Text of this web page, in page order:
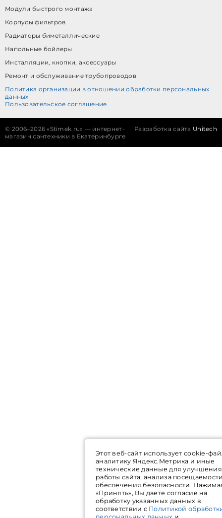
Модули быстрого монтажа
Корпусы фильтров
Радиаторы биметаллические
Напольные бойлеры
Инсталляции, кнопки, аксессуары
Ремонт и обслуживание трубопроводов
Политика организации в отношении обработки персональных
данных
Пользовательское соглашение
© 2006–2026 «Stimek.ru» — интернет-
магазин сантехники в Екатеринбурге
Разработка сайта Unitech
Этот веб-сайт использует cookie-
аналитику Яндекс.Метрика и иные
технические данные для улучшения
работы сайта, анализа
обеспечения безопасности.
«Принять», Вы даете согласие на
обработку указанных данных в
соответствии с Политикой